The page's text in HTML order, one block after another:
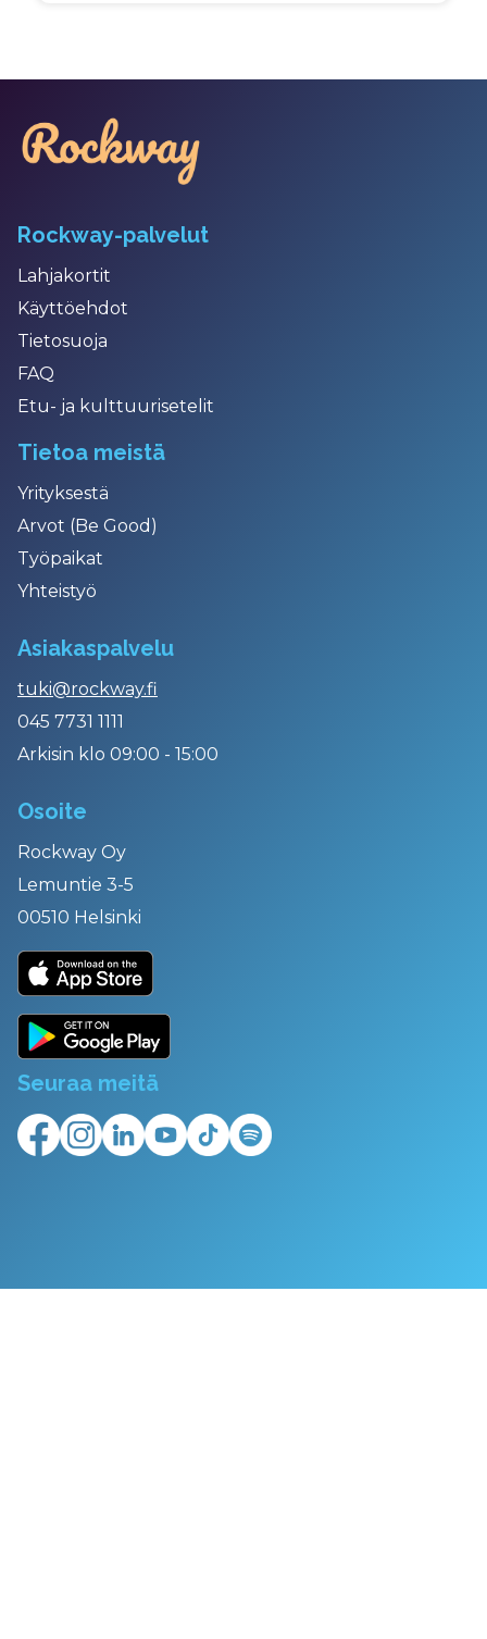
Rockway-palvelut
Lahjakortit
Käyttöehdot
Tietosuoja
FAQ
Etu- ja kulttuurisetelit
Tietoa meistä
Yrityksestä
Arvot (Be Good)
Työpaikat
Yhteistyö
Asiakaspalvelu
tuki@rockway.fi
045 7731 1111
Arkisin klo 09:00 - 15:00
Osoite
Rockway Oy
Lemuntie 3-5
00510 Helsinki
Seuraa meitä